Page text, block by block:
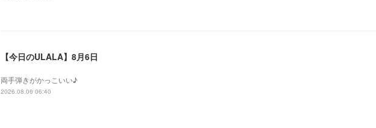
【今日のULALA】8月6日
両手弾きがかっこいい♪
2026.08.06 06:40